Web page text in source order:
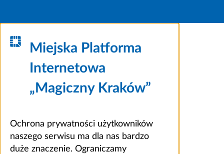
Miejska Platforma
Internetowa
„Magiczny Kraków”
Ochrona prywatności użytkowników
naszego serwisu ma dla nas bardzo
duże znaczenie. Ograniczamy